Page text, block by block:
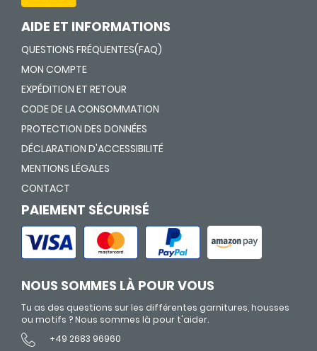
AIDE ET INFORMATIONS
QUESTIONS FRÉQUENTES(FAQ)
MON COMPTE
EXPÉDITION ET RETOUR
CODE DE LA CONSOMMATION
PROTECTION DES DONNÉES
DÉCLARATION D'ACCESSIBILITÉ
MENTIONS LÉGALES
CONTACT
PAIEMENT SÉCURISÉ
NOUS SOMMES LÀ POUR VOUS
Tu as des questions sur les différentes garnitures, housses
ou motifs ? Nous sommes là pour t'aider.
+49 2683 96960